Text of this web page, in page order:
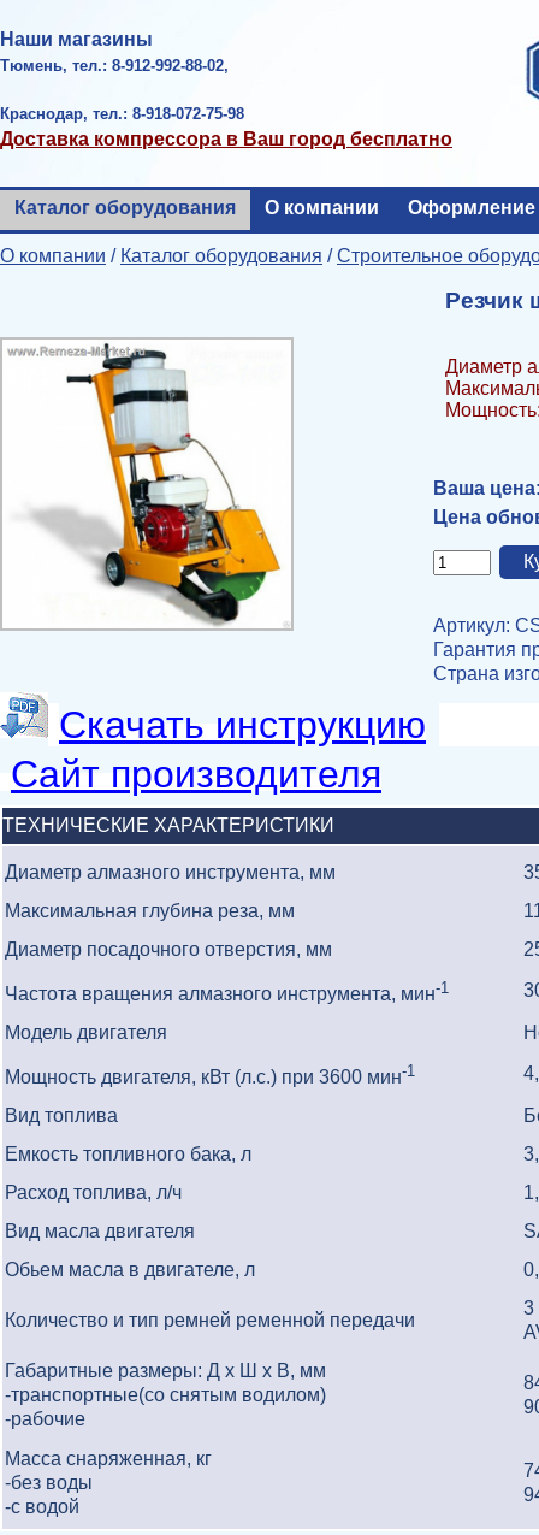
Наши магазины
Тюмень, тел.: 8-912-992-88-02,
Краснодар, тел.: 8-918-072-75-98
Доставка компрессора в Ваш город бесплатно
Каталог оборудования О компании Оформление
О компании / Каталог оборудования /Строительное
Резчик
Диаметр
Ваша
Цена
Артикул:
Гарантия
Страна
Скачать инструкцию
Сайт производителя
ТЕХНИЧЕСКИЕ ХАРАКТЕРИСТИКИ
Диаметр алмазного инструмента, мм
Максимальная глубина реза, мм
Диаметр посадочного отверстия, мм
Частота вращения алмазного инструмента, мин-1
Модель двигателя
Мощность двигателя, кВт (л.с.) при 3600 мин-1
Вид топлива
Емкость топливного бака, л
Расход топлива, л/ч
Вид масла двигателя
Обьем масла в двигателе, л
Количество и тип ремней ременной передачи
3
Габаритные размеры: Д x Ш x В, мм
-транспортные(со снятым водилом)
-рабочие
Масса снаряженная, кг
-без воды
-с водой